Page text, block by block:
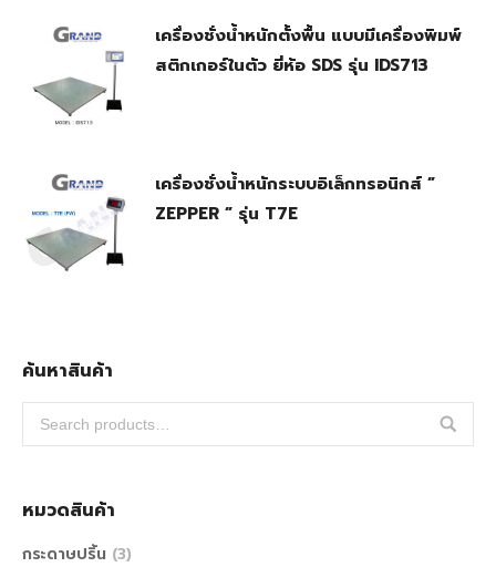
เครื่องชั่งน้ำหนักตั้งพื้น แบบมีเครื่องพิมพ์
สติกเกอร์ในตัว ยี่ห้อ SDS รุ่น IDS713
เครื่องชั่งน้ำหนักระบบอิเล็กทรอนิกส์ ”
ZEPPER ” รุ่น T7E
ค้นหาสินค้า
หมวดสินค้า
กระดาษปริ้น (3)